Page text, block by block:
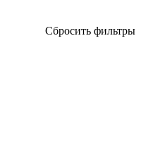
Сбросить фильтры